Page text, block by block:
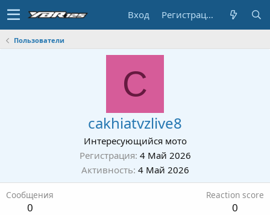
Вход Регистрация
Пользователи
C
cakhiatvzlive8
Интересующийся мото
Регистрация 4 Май 2026
Активность 4 Май 2026
Сообщения
0
Reaction score
0